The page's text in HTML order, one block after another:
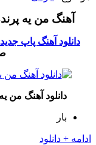
آهنگ من یه
دانلود آهنگ پاپ جدید
دانلود آهنگ من
بار
ادامه + دانلود